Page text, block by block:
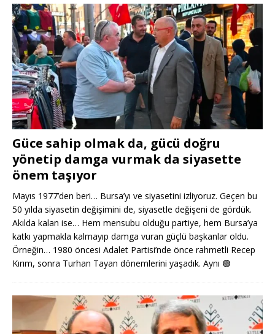
Güce sahip olmak da, gücü doğru
yönetip damga vurmak da siyasette
önem taşıyor
Mayıs 1977’den beri… Bursa’yı ve siyasetini izliyoruz. Geçen bu
50 yılda siyasetin değişimini de, siyasetle değişeni de gördük.
Akılda kalan ise… Hem mensubu olduğu partiye, hem Bursa’ya
katkı yapmakla kalmayıp damga vuran güçlü başkanlar oldu.
Örneğin… 1980 öncesi Adalet Partisi’nde önce rahmetli Recep
Kırım, sonra Turhan Tayan dönemlerini yaşadık. Aynı 🟢